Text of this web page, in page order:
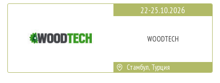
22-25.10.2026
WOODTECH
Стамбул, Турция